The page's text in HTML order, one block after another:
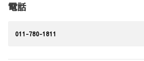
電話
011-780-1811